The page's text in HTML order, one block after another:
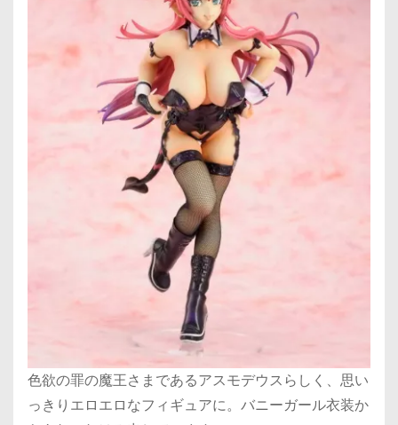
色欲の罪の魔王さまであるアスモデウスらしく、思い
っきりエロエロなフィギュアに。バニーガール衣装か